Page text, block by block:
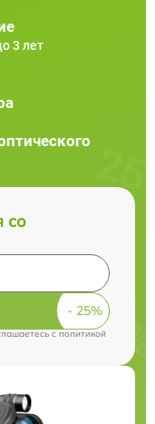
3 лет
со
cполитикой